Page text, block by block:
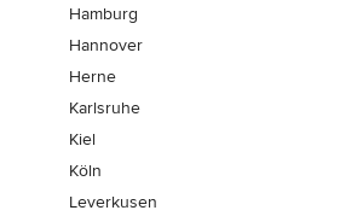
Hamburg
Hannover
Herne
Karlsruhe
Kiel
Köln
Leverkusen